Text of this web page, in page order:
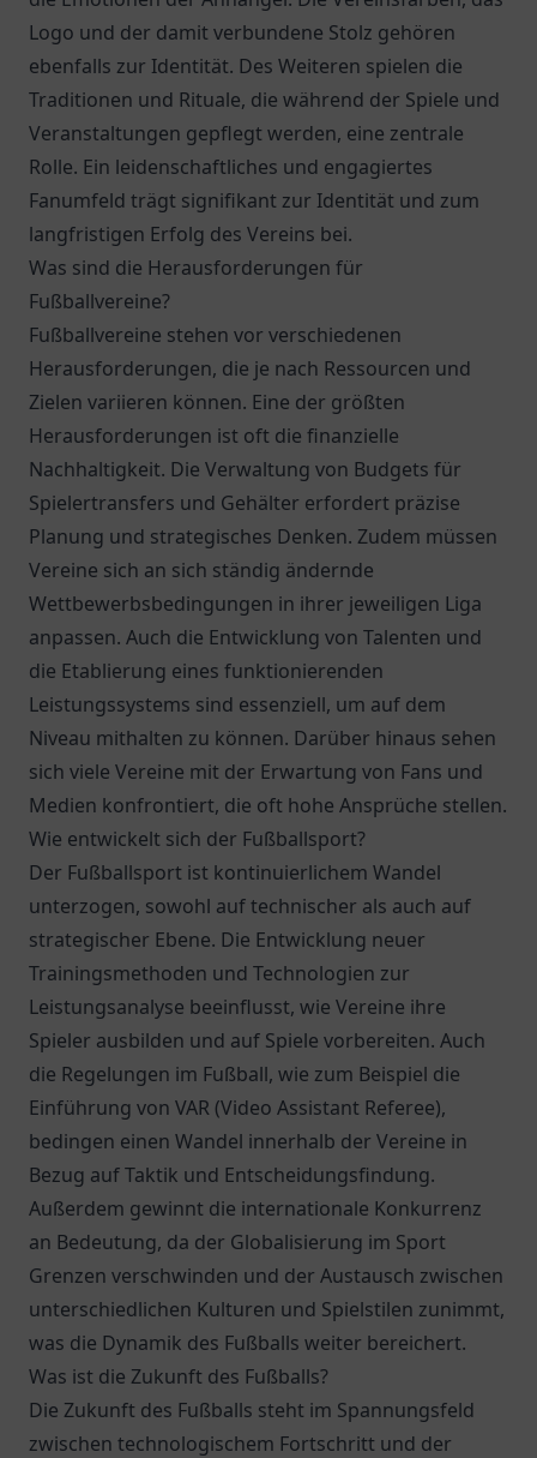
Logo und der damit verbundene Stolz gehören
ebenfalls zur Identität. Des Weiteren spielen die
Traditionen und Rituale, die während der Spiele und
Veranstaltungen gepflegt werden, eine zentrale
Rolle. Ein leidenschaftliches und engagiertes
Fanumfeld trägt signifikant zur Identität und zum
langfristigen Erfolg des Vereins bei.
Was sind die Herausforderungen für
Fußballvereine?
Fußballvereine stehen vor verschiedenen
Herausforderungen, die je nach Ressourcen und
Zielen variieren können. Eine der größten
Herausforderungen ist oft die finanzielle
Nachhaltigkeit. Die Verwaltung von Budgets für
Spielertransfers und Gehälter erfordert präzise
Planung und strategisches Denken. Zudem müssen
Vereine sich an sich ständig ändernde
Wettbewerbsbedingungen in ihrer jeweiligen Liga
anpassen. Auch die Entwicklung von Talenten und
die Etablierung eines funktionierenden
Leistungssystems sind essenziell, um auf dem
Niveau mithalten zu können. Darüber hinaus sehen
sich viele Vereine mit der Erwartung von Fans und
Medien konfrontiert, die oft hohe Ansprüche stellen.
Wie entwickelt sich der Fußballsport?
Der Fußballsport ist kontinuierlichem Wandel
unterzogen, sowohl auf technischer als auch auf
strategischer Ebene. Die Entwicklung neuer
Trainingsmethoden und Technologien zur
Leistungsanalyse beeinflusst, wie Vereine ihre
Spieler ausbilden und auf Spiele vorbereiten. Auch
die Regelungen im Fußball, wie zum Beispiel die
Einführung von VAR (Video Assistant Referee),
bedingen einen Wandel innerhalb der Vereine in
Bezug auf Taktik und Entscheidungsfindung.
Außerdem gewinnt die internationale Konkurrenz
an Bedeutung, da der Globalisierung im Sport
Grenzen verschwinden und der Austausch zwischen
unterschiedlichen Kulturen und Spielstilen zunimmt,
was die Dynamik des Fußballs weiter bereichert.
Was ist die Zukunft des Fußballs?
Die Zukunft des Fußballs steht im Spannungsfeld
zwischen technologischem Fortschritt und der